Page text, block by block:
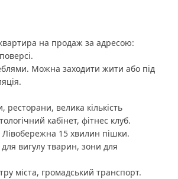
на продаж за адресою:
Можна заходити жити або під
ресторани, велика кількість
кабінет, фітнес клуб.
Лівобережна 15 хвилин пішки.
вигулу тварин, зони для
міста, громадський транспорт.